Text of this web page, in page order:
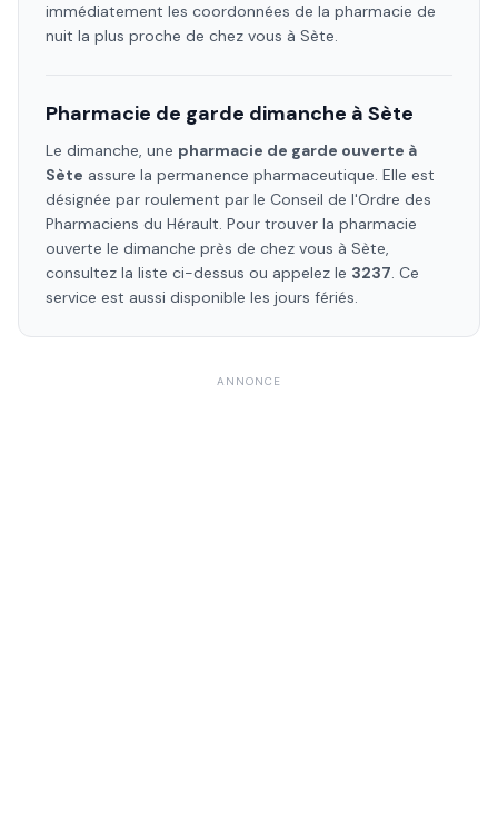
immédiatement les coordonnées de la pharmacie de
nuit la plus proche de chez vous à Sète.
Pharmacie de garde dimanche à Sète
Le dimanche, une pharmacie de garde ouverte à
Sète assure la permanence pharmaceutique. Elle est
désignée par roulement par le Conseil de l'Ordre des
Pharmaciens du Hérault. Pour trouver la pharmacie
ouverte le dimanche près de chez vous à Sète,
consultez la liste ci-dessus ou appelez le 3237. Ce
service est aussi disponible les jours fériés.
ANNONCE